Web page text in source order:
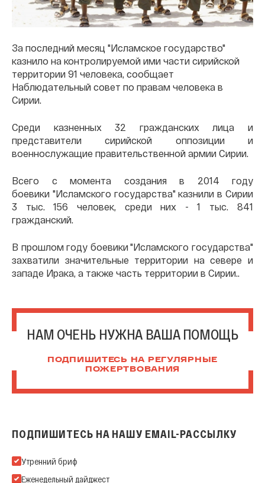
За последний месяц "Исламское государство"
казнило на контролируемой ими части сирийской
территории 91 человека, сообщает
Наблюдательный совет по правам человека в
Сирии.
Среди казненных 32 гражданских лица и
представители сирийской оппозиции и
военнослужащие правительственной армии Сирии.
Всего с момента создания в 2014 году
боевики "Исламского государства" казнили в Сирии
3 тыс. 156 человек, среди них - 1 тыс. 841
гражданский.
В прошлом году боевики "Исламского государства"
захватили значительные территории на севере и
западе Ирака, а также часть территории в Сирии..
НАМ ОЧЕНЬ НУЖНА ВАША ПОМОЩЬ
ПОДПИШИТЕСЬ НА РЕГУЛЯРНЫЕ
ПОЖЕРТВОВАНИЯ
ПОДПИШИТЕСЬ НА НАШУ EMAIL-РАССЫЛКУ
Подпишитесь на нашу Email-рассылку
Утренний бриф
Еженедельный дайджест